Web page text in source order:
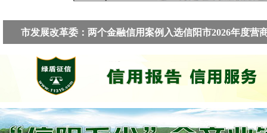
市发展改革委：两个金融信用案例入选信阳市2026年度营